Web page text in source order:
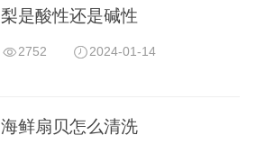
梨是酸性还是碱性
2752 2024-01-14
海鲜扇贝怎么清洗